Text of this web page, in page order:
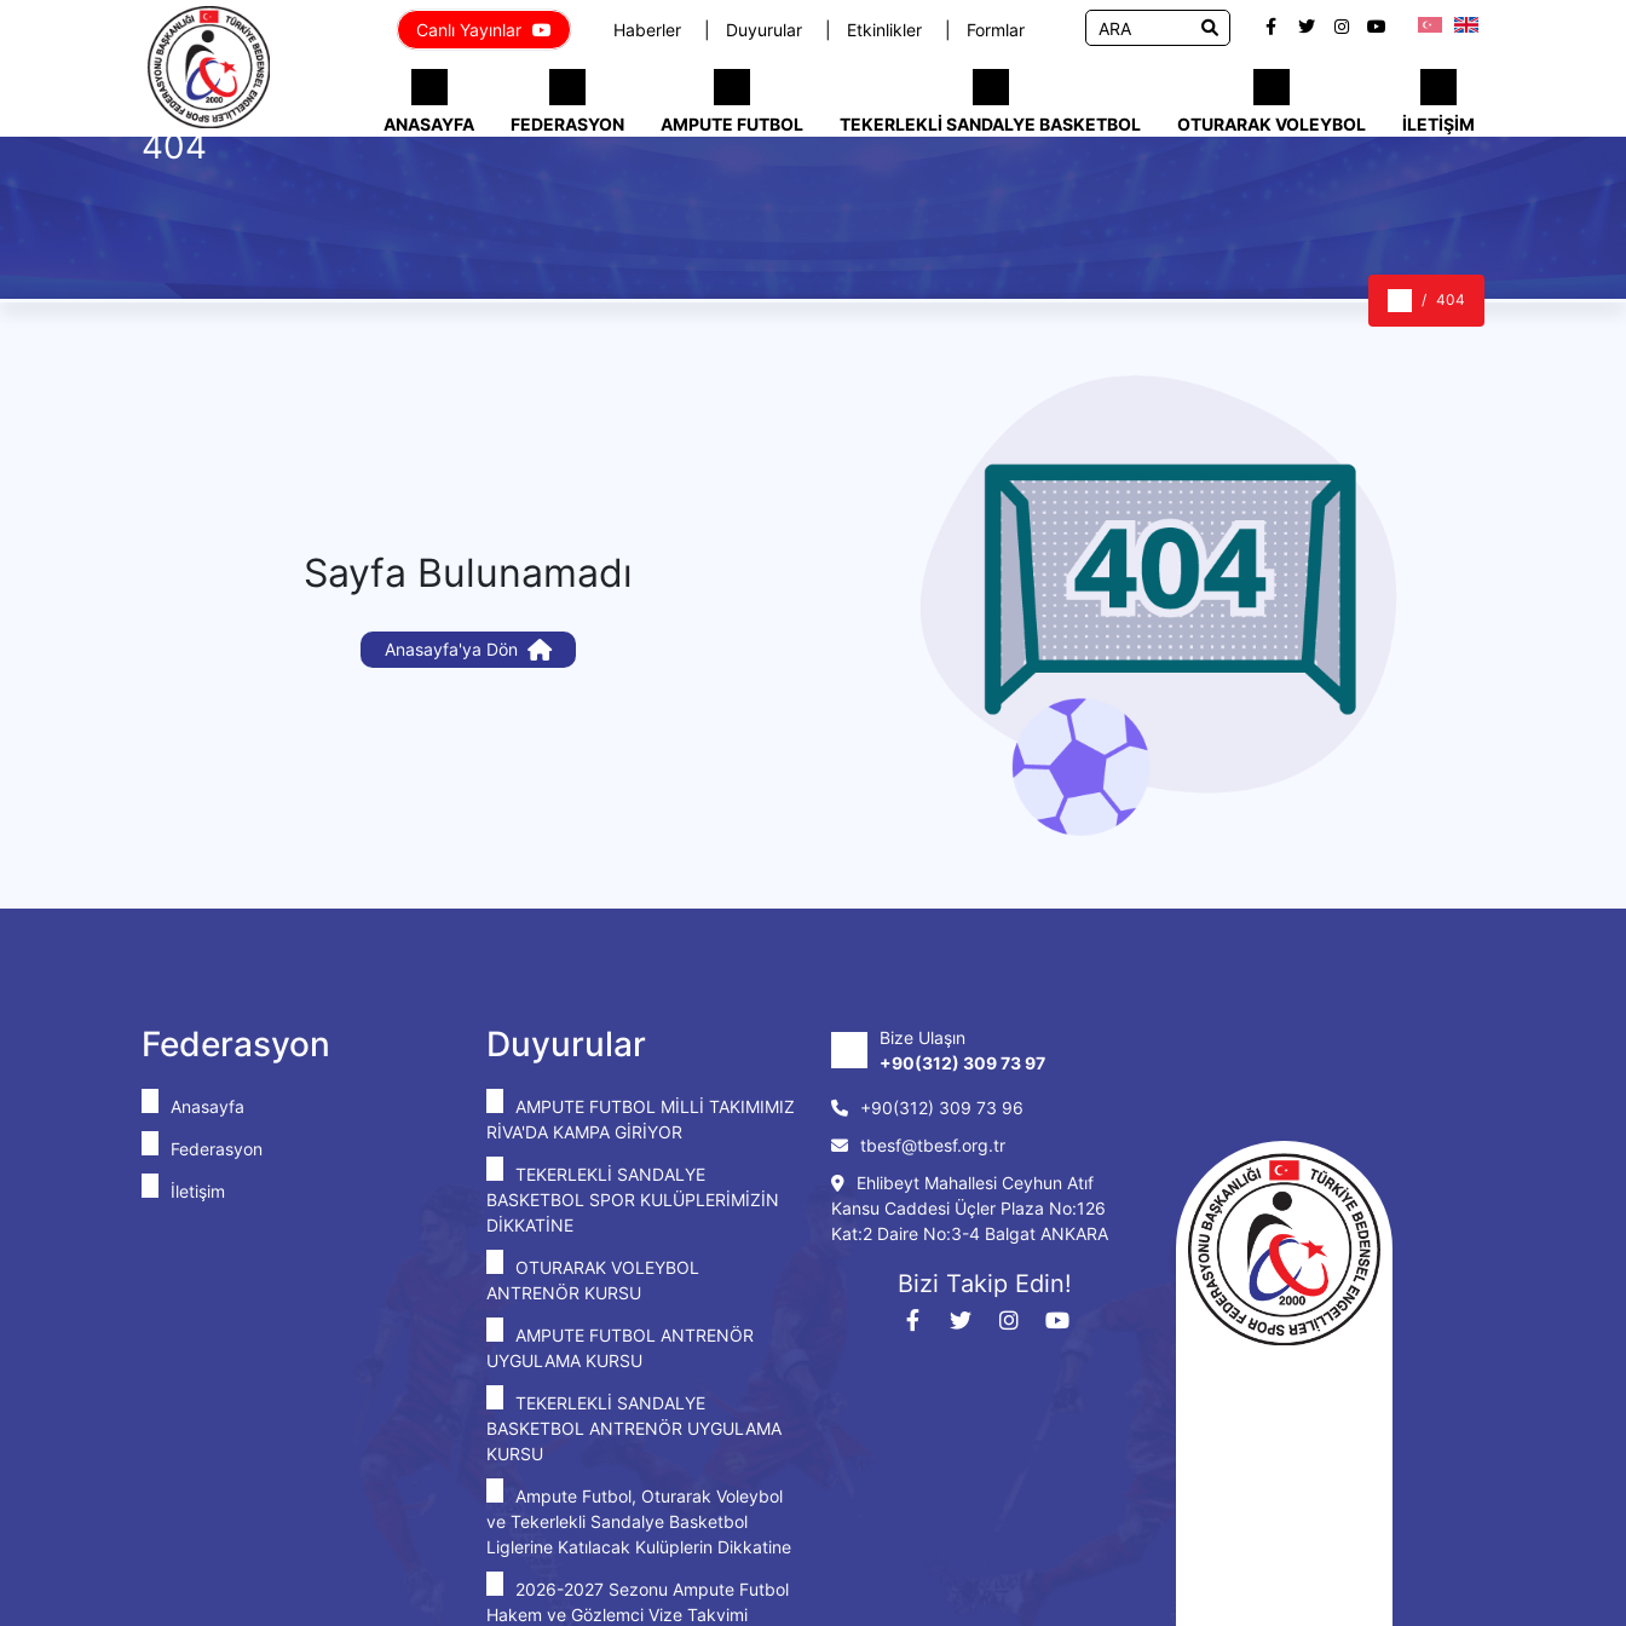
Haberler Duyurular Etkinlikler Formlar
Canlı Yayınlar
ANASAYFA FEDERASYON AMPUTE FUTBOL TEKERLEKLI SANDALYE BASKETBOL OTURARAK VOLEYBOL İLETIŞIM
404
404
Sayfa Bulunamadı
Anasayfa'ya Dön
Federasyon
Anasayfa
Federasyon
İletişim
Duyurular
AMPUTE FUTBOL MİLLİ TAKIMIMIZ
RİVA'DA KAMPA GİRİYOR
TEKERLEKLİ SANDALYE
BASKETBOL SPOR KULÜPLERİMİZİN
DİKKATİNE
OTURARAK VOLEYBOL
ANTRENÖR KURSU
AMPUTE FUTBOL ANTRENÖR
UYGULAMA KURSU
TEKERLEKLİ SANDALYE
BASKETBOL ANTRENÖR UYGULAMA
KURSU
Ampute Futbol, Oturarak Voleybol
ve Tekerlekli Sandalye Basketbol
Liglerine Katılacak Kulüplerin Dikkatine
2026-2027 Sezonu Ampute Futbol
Hakem ve Gözlemci Vize Takvimi
Bize Ulaşın
+90(312) 309 73 97
+90(312) 309 73 96
tbesf@tbesf.org.tr
Ehlibeyt Mahallesi Ceyhun Atıf
Kansu Caddesi Üçler Plaza No:126
Kat:2 Daire No:3-4 Balgat ANKARA
Bizi Takip Edin!